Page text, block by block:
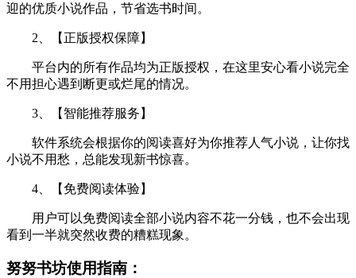
迎的优质小说作品，节省选书时间。
2、【正版授权保障】
平台内的所有作品均为正版授权，在这里安心看小说完全
不用担心遇到断更或烂尾的情况。
3、【智能推荐服务】
软件系统会根据你的阅读喜好为你推荐人气小说，让你找
小说不用愁，总能发现新书惊喜。
4、【免费阅读体验】
用户可以免费阅读全部小说内容不花一分钱，也不会出现
看到一半就突然收费的糟糕现象。
努努书坊使用指南：